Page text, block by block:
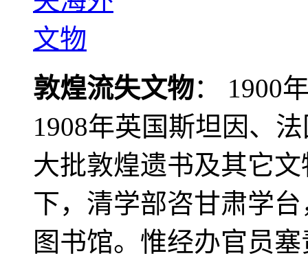
敦煌流失文物： 1900
1908年英国斯坦因、
大批敦煌遗书及其它
下，清学部咨甘肃学
图书馆。惟经办官员